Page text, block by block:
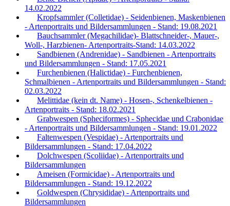
14.02.2022
Kropfsammler (Colletidae) - Seidenbienen, Maskenbienen
- Artenportraits und Bildersammlungen - Stand: 19.08.2021
Bauchsammler (Megachilidae)- Blattschneider-, Mauer-,
Woll-, Harzbienen- Artenportraits-Stand: 14.03.2022
Sandbienen (Andrenidae) - Sandbienen - Artenportraits
und Bildersammlungen - Stand: 17.05.2021
Furchenbienen (Halictidae) - Furchenbienen,
Schmalbienen - Artenportraits und Bildersammlungen - Stand:
02.03.2022
Melittidae (kein dt. Name) - Hosen-, Schenkelbienen -
Artenportraits - Stand: 18.02.2021
Grabwespen (Spheciformes) - Sphecidae und Crabonidae
- Artenportraits und Bildersammlungen - Stand: 19.01.2022
Faltenwespen (Vespidae) - Artenportraits und
Bildersammlungen - Stand: 17.04.2022
Dolchwespen (Scoliidae) - Artenportraits und
Bildersammlungen
Ameisen (Formicidae) - Artenportraits und
Bildersammlungen - Stand: 19.12.2022
Goldwespen (Chrysididae) - Artenportraits und
Bildersammlungen